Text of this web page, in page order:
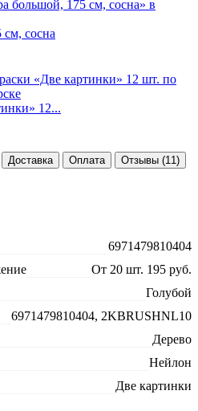
см, сосна
12...
Доставка Оплата
Отзывы (11)
6971479810404
От 20 шт. 195 руб.
Голубой
6971479810404, 2KBRUSHNL10
Дерево
Нейлон
Две картинки